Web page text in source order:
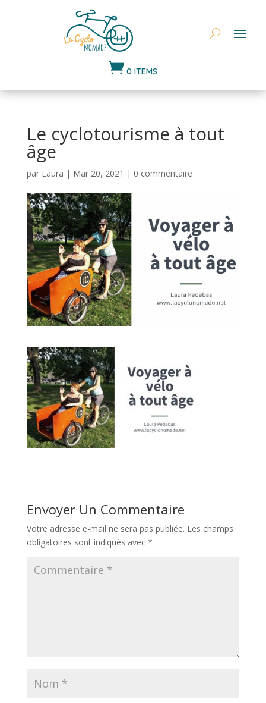
 0 ITEMS
Le cyclotourisme à tout
âge
par Laura | Mar 20, 2021 | 0 commentaire
Envoyer Un Commentaire
Votre adresse e-mail ne sera pas publiée. Les champs
obligatoires sont indiqués avec *